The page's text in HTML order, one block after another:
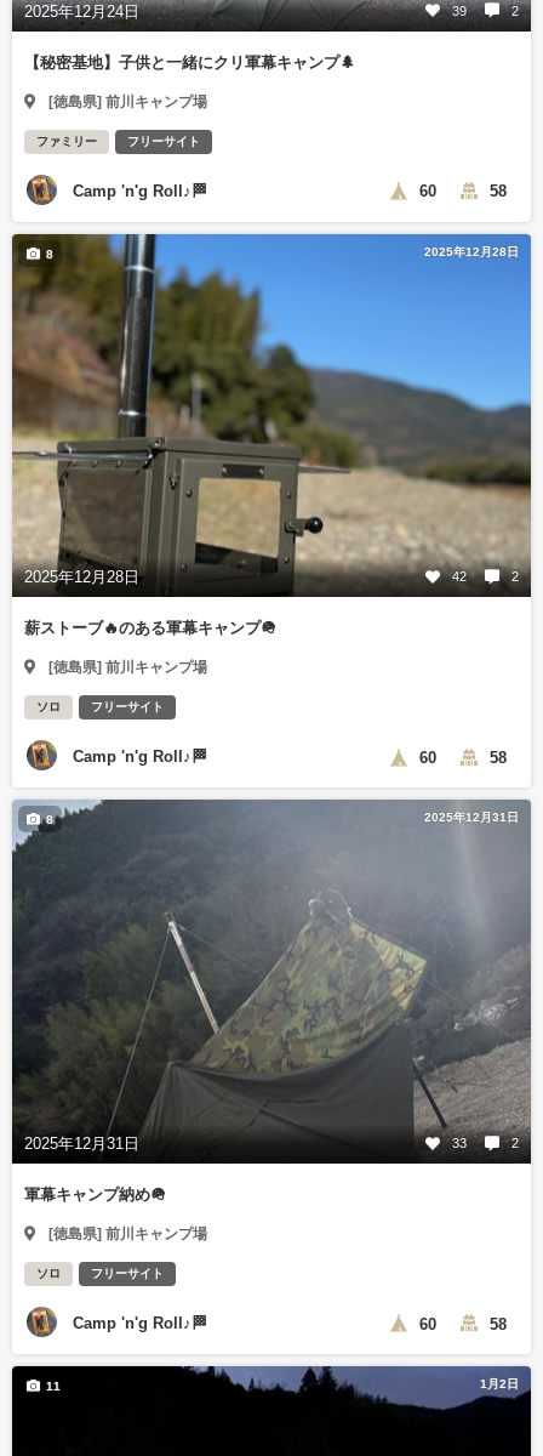
2025年12月24日 39 2
【秘密基地】子供と一緒にクリ軍幕キャンプ🌲
[徳島県] 前川キャンプ場
ファミリー フリーサイト
Camp 'n'g Roll♪🏁 60 58
2025年12月28日
2025年12月28日 42 2
8
薪ストーブ🔥のある軍幕キャンプ🪖
[徳島県] 前川キャンプ場
ソロ フリーサイト
Camp 'n'g Roll♪🏁 60 58
2025年12月31日
2025年12月31日 33 2
8
軍幕キャンプ納め🪖
[徳島県] 前川キャンプ場
ソロ フリーサイト
Camp 'n'g Roll♪🏁 60 58
1月2日
11